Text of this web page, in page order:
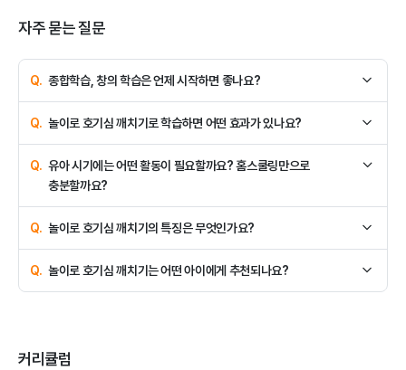
자주 묻는 질문
자주 묻는 질문
종합학습, 창의 학습은 언제 시작하면 좋나요?
효과적입니다. 놀이로 호기심 깨치기는 1세 ~ 4세 학습자를 대상으로
통합 놀이 입니다. 기초 개념 이해와 학습 흥미를 높이도록 설계된
프로그램입니다.
놀이로 호기심 깨치기로 학습하면 어떤 효과가 있나요?
함께 사고력과 문제 해결 능력을 키울 수 있습니다.
유아 시기에는 어떤 활동이 필요할까요? 홈스쿨링만으로
충분할까요?
중요합니다. 놀이로 호기심 깨치는 매주 제공되는 52종의 놀이교구로
놀이로 호기심 깨치기의 특징은 무엇인가요?
배웁니다. 주제별로 다양한 놀이교구가 제공되고, 교구를 통해 유아
놀이로 호기심 깨치기는 어떤 아이에게 추천되나요?
커리큘럼